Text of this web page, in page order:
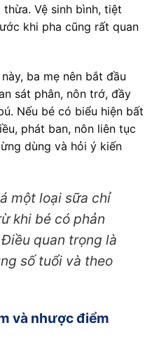
Vệ sinh bình, tiệt
khi pha cũng rất quan
ba mẹ nên bắt đầu
sát phân, nôn trớ, đầy
Nếu bé có biểu hiện bất
phát ban, nôn liên tục
dùng và hỏi ý kiến
một loại sữa chỉ
khi bé có phản
quan trọng là
số tuổi và theo
và nhược điểm